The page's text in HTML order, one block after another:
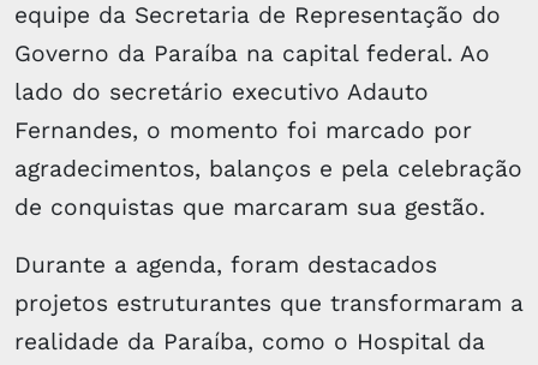
equipe da Secretaria de Representação do
Governo da Paraíba na capital federal. Ao
lado do secretário executivo Adauto
Fernandes, o momento foi marcado por
agradecimentos, balanços e pela celebração
de conquistas que marcaram sua gestão.
Durante a agenda, foram destacados
projetos estruturantes que transformaram a
realidade da Paraíba, como o Hospital da